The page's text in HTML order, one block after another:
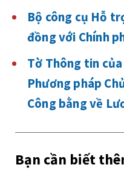
Bộ công cụ Hỗ
đồng với Chính
Tờ Thông tin của
Phương pháp
Công bằng về
Bạn cần biết